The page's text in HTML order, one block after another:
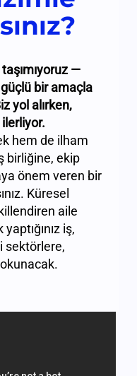
—
bir amaçla
yol alırken,
hem de ilham
birliğine, ekip
önem veren bir
Küresel
aile
iş,
sektörlere,